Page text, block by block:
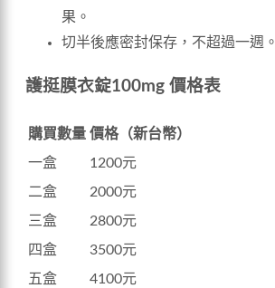
果。
切半後應密封保存，不超過一週。
護挺膜衣錠100mg 價格表
購買數量 價格（新台幣）
一盒
1200元
二盒
2000元
三盒
2800元
四盒
3500元
五盒
4100元